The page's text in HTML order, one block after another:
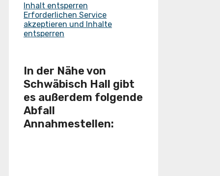
Inhalt entsperren
Erforderlichen Service
akzeptieren und Inhalte
entsperren
In der Nähe von
Schwäbisch Hall gibt
es außerdem folgende
Abfall
Annahmestellen: